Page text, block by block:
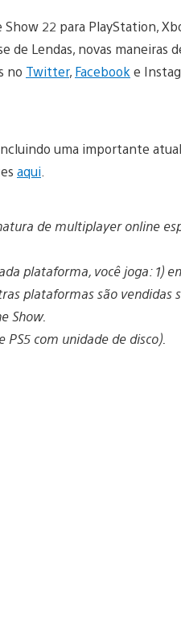
22 para PlayStation,
de Lendas, novas maneiras
no Twitter, Facebook e
uma importante
aqui
de multiplayer online
plataforma, você joga: 1)
plataformas são vendidas
Show.
PS5 com unidade de disco).